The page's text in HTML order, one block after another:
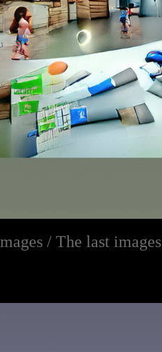
/ The last images